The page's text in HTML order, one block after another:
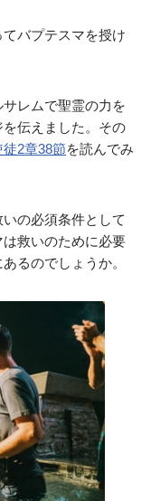
バプテスマを授け
レムで聖霊の力を
伝えました。その
徒2章38節を読んでみ
の必須条件として
救いのために必要
るのでしょうか。